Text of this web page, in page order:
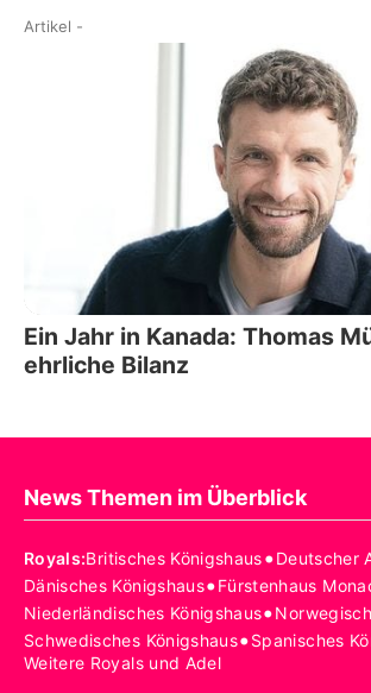
Artikel -
Ein Jahr in Kanada: Thomas
ehrliche Bilanz
News Themen im Überblick
Royals:Britisches Königshaus•Deutscher
Dänisches Königshaus•Fürstenhaus
Niederländisches Königshaus•
Schwedisches Königshaus•Spanisches
Weitere Royals und Adel